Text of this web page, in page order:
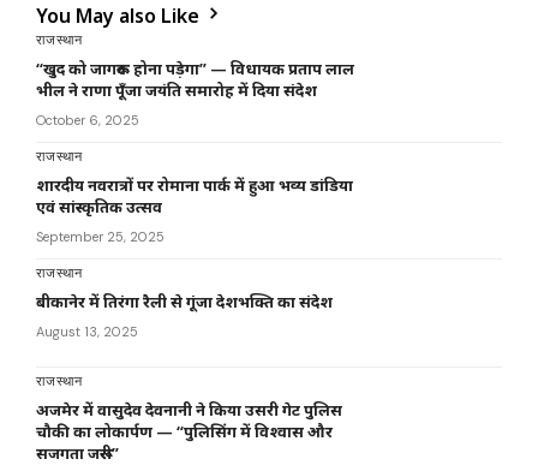
You May also Like
राजस्थान
“खुद को जागरूक होना पड़ेगा” — विधायक प्रताप लाल
भील ने राणा पूँजा जयंति समारोह में दिया संदेश
October 6, 2025
राजस्थान
शारदीय नवरात्रों पर रोमाना पार्क में हुआ भव्य डांडिया
एवं सांस्कृतिक उत्सव
September 25, 2025
राजस्थान
बीकानेर में तिरंगा रैली से गूंजा देशभक्ति का संदेश
August 13, 2025
राजस्थान
अजमेर में वासुदेव देवनानी ने किया उसरी गेट पुलिस
चौकी का लोकार्पण — “पुलिसिंग में विश्वास और
सजगता जरूरी”